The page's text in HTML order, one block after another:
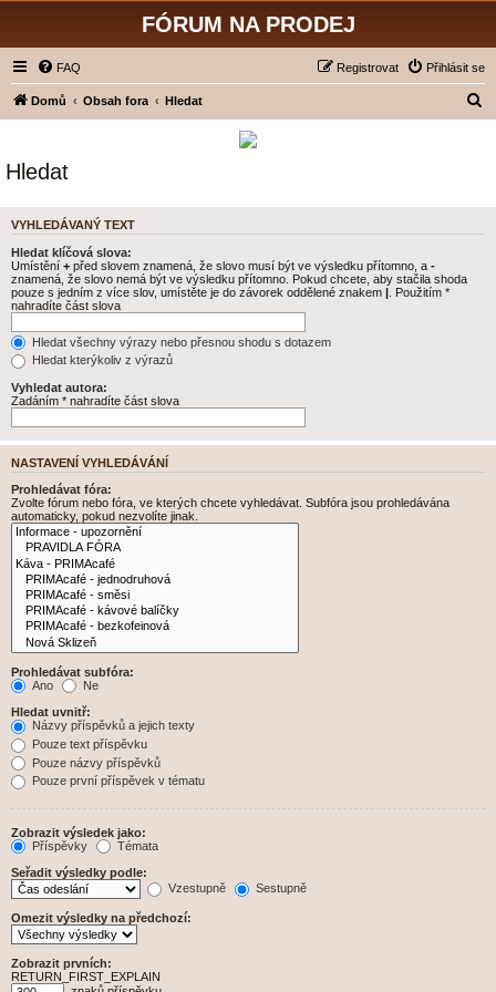
FÓRUM NA PRODEJ
FAQ Přihlásit se
Registrovat
Domů Obsah fora Hledat
a
t
Hledat
VYHLEDÁVANÝ TEXT
Hledat klíčová slova:
Umístění + před slovem znamená, že slovo musí být ve výsledku přítomno, a -
znamená, že slovo nemá být ve výsledku přítomno. Pokud chcete, aby stačila shoda
pouze s jedním z více slov, umístěte je do závorek oddělené znakem | . Použitím *
nahradíte část slova
Hledat všechny výrazy nebo přesnou shodu s dotazem
Hledat kterýkoliv z výrazů
Vyhledat autora:
Zadáním * nahradíte část slova
NASTAVENÍ VYHLEDÁVÁNÍ
Prohledávat fóra:
Zvolte fórum nebo fóra, ve kterých chcete vyhledávat. Subfóra jsou prohledávána
automaticky, pokud nezvolíte jinak.
Prohledávat subfóra:
Ano
Ne
Hledat uvnitř:
Názvy příspěvků a jejich texty
Pouze text příspěvku
Pouze názvy příspěvků
Pouze první příspěvek v tématu
Zobrazit výsledek jako:
Příspěvky
Témata
Seřadit výsledky podle:
Vzestupně
Sestupně
Omezit výsledky na předchozí:
Zobrazit prvních:
RETURN_FIRST_EXPLAIN